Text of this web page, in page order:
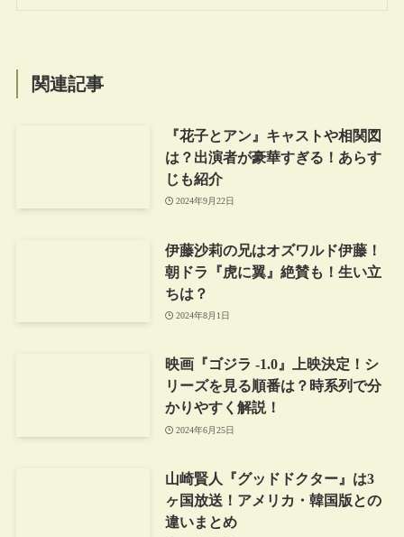
関連記事
『花子とアン』キャストや相関図
は？出演者が豪華すぎる！あらす
じも紹介
2024年9月22日
伊藤沙莉の兄はオズワルド伊藤！
朝ドラ『虎に翼』絶賛も！生い立
ちは？
2024年8月1日
映画『ゴジラ -1.0』上映決定！シ
リーズを見る順番は？時系列で分
かりやすく解説！
2024年6月25日
山崎賢人『グッドドクター』は3
ヶ国放送！アメリカ・韓国版との
違いまとめ